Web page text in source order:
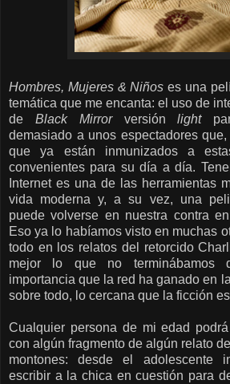
Hombres, Mujeres & Niños es una
temática que me encanta: el uso de
de Black Mirror versiónlight
demasiado a unos espectadores
que ya están inmunizados a
convenientes para su día a día.
Internet es una de las herramientas
vida moderna y, a su vez, una
puede volverse en nuestra contra
Eso ya lo habíamos visto en muchas
todo en los relatos del retorcido
mejor lo que no terminábamos
importancia que la red ha ganado en
sobre todo, lo cercana que la ficción
Cualquier persona de mi edad
con algún fragmento de algún relato
montones: desde el adolescente
escribir a la chica en cuestión para